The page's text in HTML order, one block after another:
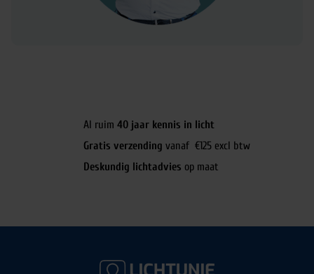
Al ruim 40 jaar kennis in licht
Gratis verzending vanaf €125 excl btw
Deskundig lichtadvies op maat